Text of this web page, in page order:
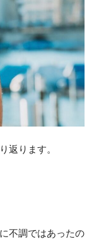
返ります。
不調ではあったの